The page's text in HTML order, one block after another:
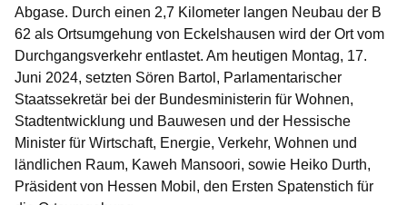
Abgase. Durch einen 2,7 Kilometer langen Neubau der B
62 als Ortsumgehung von Eckelshausen wird der Ort vom
Durchgangsverkehr entlastet. Am heutigen Montag, 17.
Juni 2024, setzten Sören Bartol, Parlamentarischer
Staatssekretär bei der Bundesministerin für Wohnen,
Stadtentwicklung und Bauwesen und der Hessische
Minister für Wirtschaft, Energie, Verkehr, Wohnen und
ländlichen Raum, Kaweh Mansoori, sowie Heiko Durth,
Präsident von Hessen Mobil, den Ersten Spatenstich für